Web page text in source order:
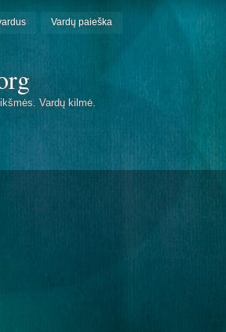
Vardų paieška
Vardų kilmė.